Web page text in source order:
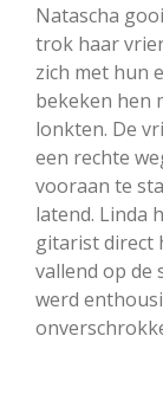
Natascha
trok haar
zich met hun
bekeken hen
lonkten. De
een rechte
vooraan te
latend. Linda
gitarist direct
vallend op de
werd